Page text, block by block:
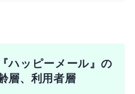
ハッピーメール』の
層、利用者層